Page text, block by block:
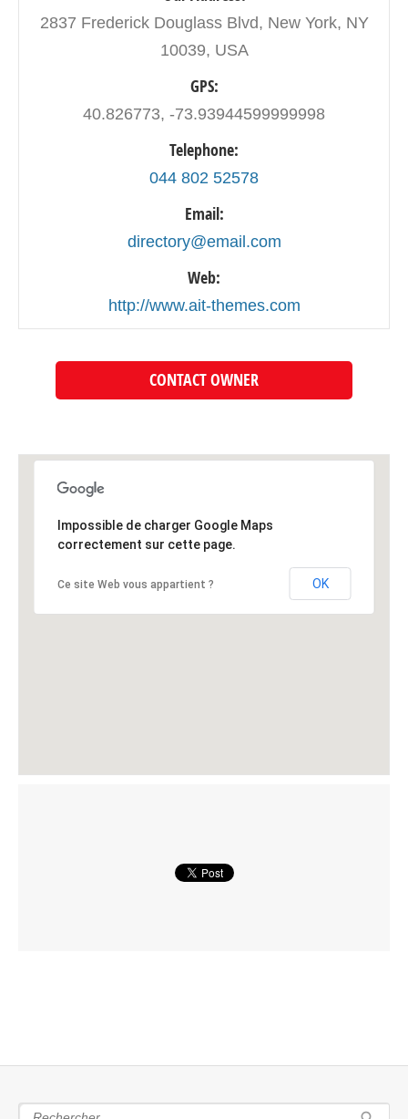
2837 Frederick Douglass Blvd, New York, NY
10039, USA
GPS:
40.826773, -73.93944599999998
Telephone:
044 802 52578
Email:
directory@email.com
Web:
http://www.ait-themes.com
CONTACT OWNER
Impossible de charger Google Maps
correctement sur cette page.
Ce site Web vous appartient ? OK